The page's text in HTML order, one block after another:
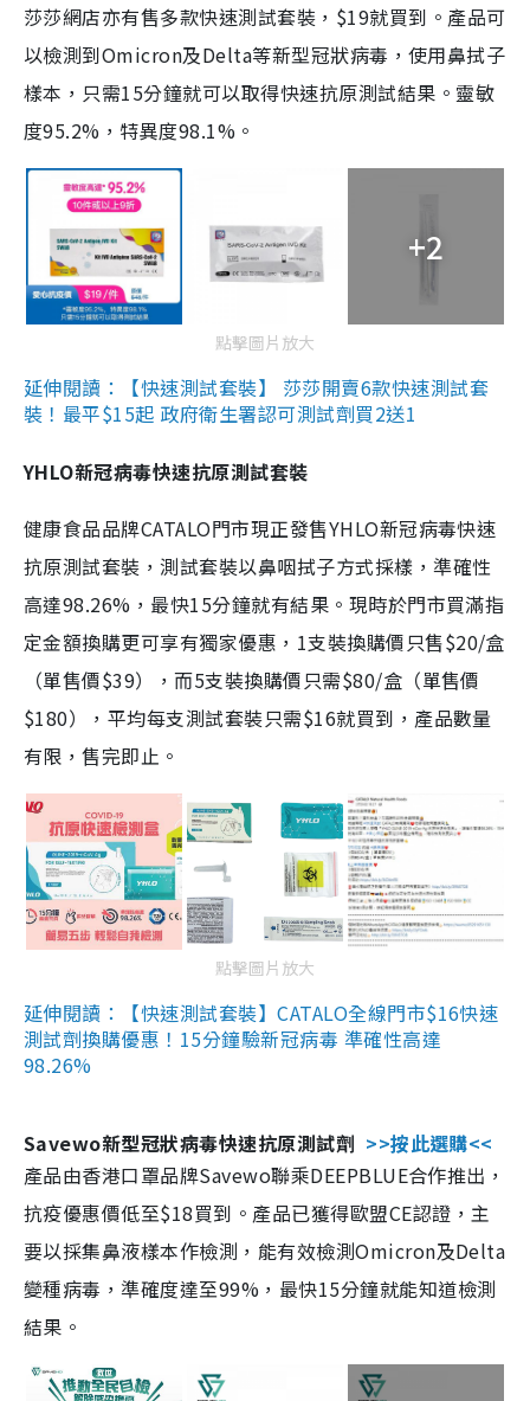
莎莎網店亦有售多款快速測試套裝，$19就買到。產品可
以檢測到Omicron及Delta等新型冠狀病毒，使用鼻拭子
樣本，只需15分鐘就可以取得快速抗原測試結果。靈敏
度95.2%，特異度98.1%。
+2
點擊圖片放大
延伸閱讀：【快速測試套裝】 莎莎開賣6款快速測試套
裝！最平$15起 政府衛生署認可測試劑買2送1
YHLO新冠病毒快速抗原測試套裝
健康食品品牌CATALO門市現正發售YHLO新冠病毒快速
抗原測試套裝，測試套裝以鼻咽拭子方式採樣，準確性
高達98.26%，最快15分鐘就有結果。現時於門市買滿指
定金額換購更可享有獨家優惠，1支裝換購價只售$20/盒
（單售價$39），而5支裝換購價只需$80/盒（單售價
$180），平均每支測試套裝只需$16就買到，產品數量
有限，售完即止。
點擊圖片放大
延伸閱讀：【快速測試套裝】CATALO全線門市$16快速
測試劑換購優惠！15分鐘驗新冠病毒 準確性高達
98.26%
Savewo新型冠狀病毒快速抗原測試劑 >>按此選購<<
產品由香港口罩品牌Savewo聯乘DEEPBLUE合作推出，
抗疫優惠價低至$18買到。產品已獲得歐盟CE認證，主
要以採集鼻液樣本作檢測，能有效檢測Omicron及Delta
變種病毒，準確度達至99%，最快15分鐘就能知道檢測
結果。